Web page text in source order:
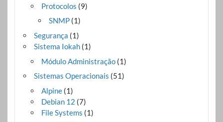
Protocolos (9)
SNMP (1)
Segurança (1)
Sistema Iokah(1)
Módulo Administração(1)
Sistemas Operacionais (51)
Alpine(1)
Debian 12 (7)
File Systems (1)